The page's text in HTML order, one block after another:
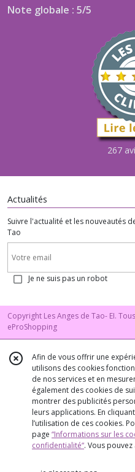
Note globale : 5/5
267
Actualités
Suivre l'actualité et les nouveautés
Tao
Je ne suis pas un robot
Copyright Les Anges de Tao- EI.
eProShopping
Afin de vous offrir une
utilisons des cookies
de nos services et en
également des cookies de
montrer des publicités
leurs applications. En
l’utilisation de ces cookies.
page “Informations sur les
confidentialité“. Vous